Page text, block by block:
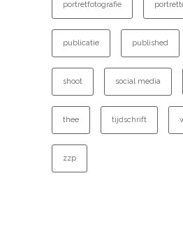
portretfotografie
publicatie published
shoot social media
thee tijdschrift
zzp